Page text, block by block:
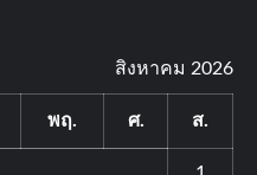
สิงหาคม 2026
พฤ. ศ. ส.